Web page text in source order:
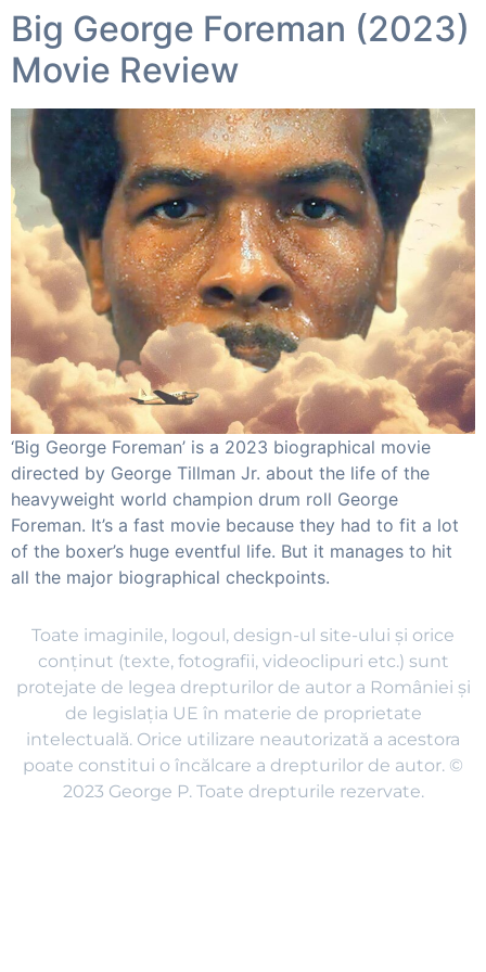
Big George Foreman (2023)
Movie Review​
‘Big George Foreman’ is a 2023 biographical movie
directed by George Tillman Jr. about the life of the
heavyweight world champion drum roll George
Foreman. It’s a fast movie because they had to fit a lot
of the boxer’s huge eventful life. But it manages to hit
all the major biographical checkpoints.
Toate imaginile, logoul, design-ul site-ului și orice
conținut (texte, fotografii, videoclipuri etc.) sunt
protejate de legea drepturilor de autor a României și
de legislația UE în materie de proprietate
intelectuală. Orice utilizare neautorizată a acestora
poate constitui o încălcare a drepturilor de autor. ©
2023 George P. Toate drepturile rezervate.